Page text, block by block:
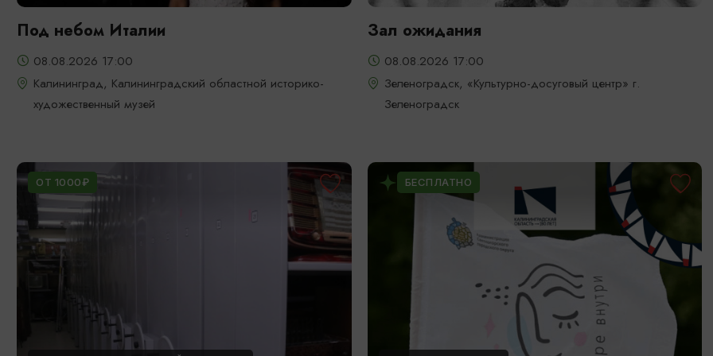
Под небом Италии
08.08.2026 17:00
Калининград, Калининградский областной историко-
художественный музей
Зал ожидания
08.08.2026 17:00
Зеленоградск, «Культурно-досуговый центр» г.
Зеленоградск
ОТ 1000₽ БЕСПЛАТНО